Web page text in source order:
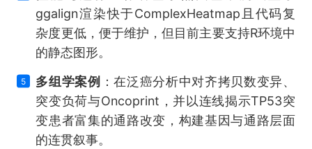
ggalign渲染快于ComplexHeatmap且代码复
杂度更低，便于维护，但目前主要支持R环境中
的静态图形。
5 多组学案例 ：在泛癌分析中对齐拷贝数变异、
突变负荷与Oncoprint，并以连线揭示TP53突
变患者富集的通路改变，构建基因与通路层面
的连贯叙事。